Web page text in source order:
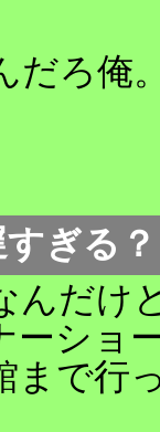
だろ俺
ぎる
んだけ
ーショ
まで行